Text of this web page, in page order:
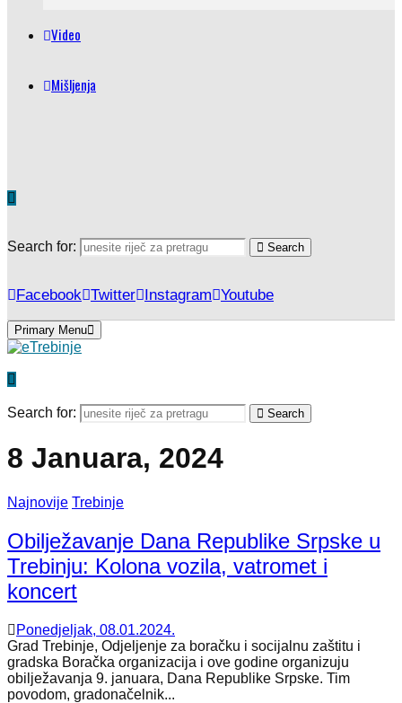
Video
Mišljenja
Search for: Search
Facebook Twitter Instagram Youtube
Primary Menu
Search for: Search
8 Januara, 2024
Najnovije Trebinje
Obilježavanje Dana Republike Srpske u
Trebinju: Kolona vozila, vatromet i
koncert
Ponedjeljak, 08.01.2024.
Grad Trebinje, Odjeljenje za boračku i socijalnu zaštitu i
gradska Boračka organizacija i ove godine organizuju
obilježavanja 9. januara, Dana Republike Srpske. Tim
povodom, gradonačelnik...